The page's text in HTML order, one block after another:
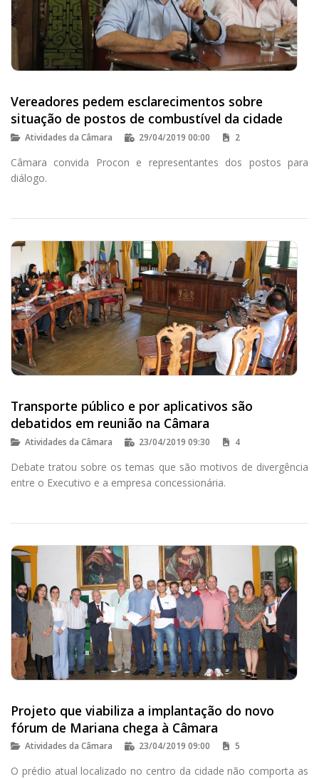
Vereadores pedem esclarecimentos sobre
situação de postos de combustível da cidade
Atividades da Câmara 29/04/2019 00:00 2
Câmara convida Procon e representantes dos postos para
diálogo.
Transporte público e por aplicativos são
debatidos em reunião na Câmara
Atividades da Câmara 23/04/2019 09:30 4
Debate tratou sobre os temas que são motivos de divergência
entre o Executivo e a empresa concessionária.
Projeto que viabiliza a implantação do novo
fórum de Mariana chega à Câmara
Atividades da Câmara 23/04/2019 09:00 5
O prédio atual localizado no centro da cidade não comporta as